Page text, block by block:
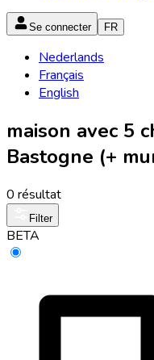
Se connecter FR
Nederlands
Français
English
maison avec 5
Bastogne (+
0 résultat
Filter
BETA